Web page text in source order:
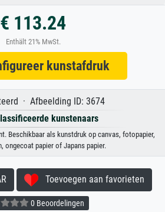
€ 113.24
Enthält 21% MwSt.
kunstafdruk
· Afbeelding ID: 3674
kunstenaars
Beschikbaar als kunstdruk op canvas, fotopapier,
ongecoat papier of Japans papier.
Toevoegen aan favorieten
0 Beoordelingen